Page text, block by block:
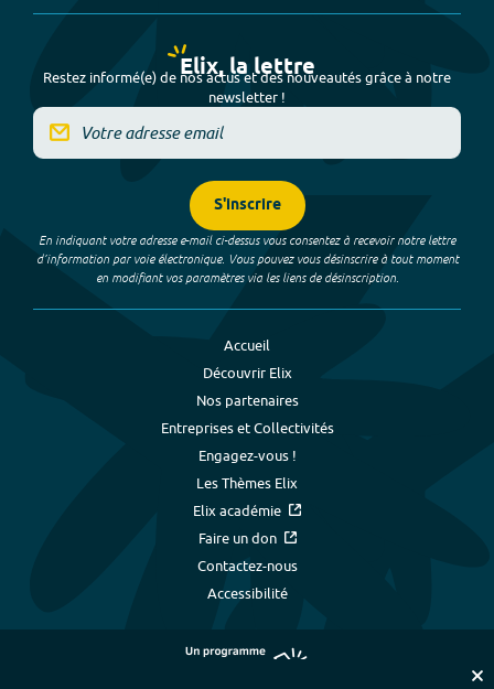
Elix, la lettre
Restez informé(e) de nos actus et des nouveautés grâce à notre
newsletter !
S'inscrire
En indiquant votre adresse e-mail ci-dessus vous consentez à recevoir notre lettre
d’information par voie électronique. Vous pouvez vous désinscrire à tout moment
en modifiant vos paramètres via les liens de désinscription.
Accueil
Découvrir Elix
Nos partenaires
Entreprises et Collectivités
Engagez-vous !
Les Thèmes Elix
Elix académie
Faire un don
Contactez-nous
Accessibilité